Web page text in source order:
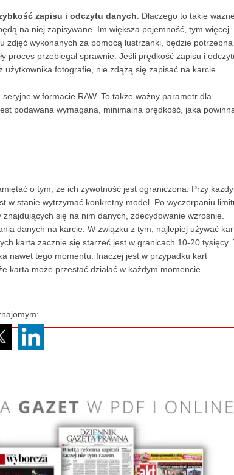
zapisu i odczytu danych. Dlaczego to takie
na niej zapisywane. Im większa pojemność, tym więcej
zdjęć wykonanych za pomocą lustrzanki, będzie potrzebna
proces przebiegał sprawnie. Jeśli prędkość zapisu i
fotografie, nie zdążą się zapisać na karcie.
w formacie RAW. To także ważny parametr dla
podawana wymagana, minimalna prędkość, jaka
o tym, że ich żywotność jest ograniczona. Przy
w stanie wytrzymać konkretny model. Po wyczerpaniu
się na nim danych, zdecydowanie wzrośnie.
danych na karcie. W związku z tym, najlepiej używać
karta zacznie się starzeć jest w granicach 10-20 tysięcy.
nawet tego momentu. Inaczej jest w przypadku kart
karta może przestać działać w każdym momencie.